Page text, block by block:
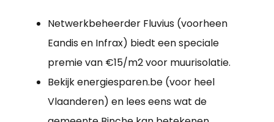
Netwerkbeheerder Fluvius (voorheen
Eandis en Infrax) biedt een speciale
premie van €15/m2 voor muurisolatie.
Bekijk energiesparen.be (voor heel
Vlaanderen) en lees eens wat de